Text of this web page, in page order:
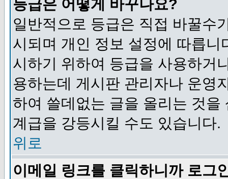
등급은 어떻게 바꾸나요?
일반적으로 등급은 직접 바꿀수
시되며 개인 정보 설정에 따릅
시하기 위하여 등급을 사용하거
용하는데 게시판 관리자나 운영
하여 쓸데없는 글을 올리는 것
계급을 강등시킬 수도 있습니다.
위로
이메일 링크를 클릭하니까 로그